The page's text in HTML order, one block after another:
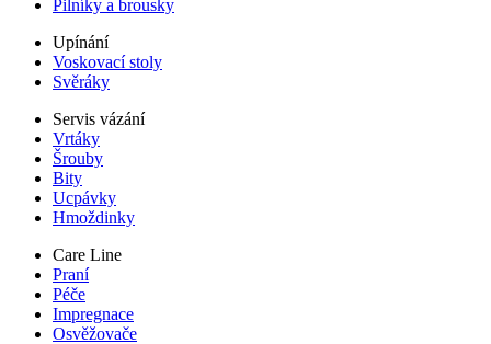
Pilníky a brousky
Upínání
Voskovací stoly
Svěráky
Servis vázání
Vrtáky
Šrouby
Bity
Ucpávky
Hmoždinky
Care Line
Praní
Péče
Impregnace
Osvěžovače